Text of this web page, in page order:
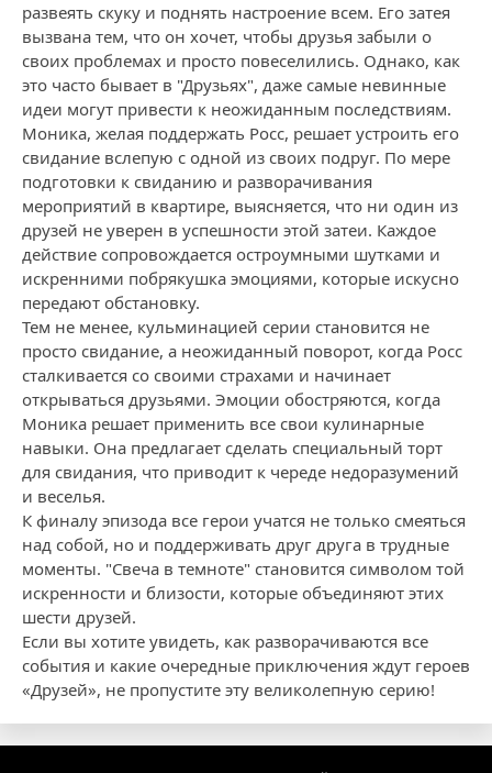
развеять скуку и поднять настроение всем. Его затея
вызвана тем, что он хочет, чтобы друзья забыли о
своих проблемах и просто повеселились. Однако, как
это часто бывает в "Друзьях", даже самые невинные
идеи могут привести к неожиданным последствиям.
Моника, желая поддержать Росс, решает устроить его
свидание вслепую с одной из своих подруг. По мере
подготовки к свиданию и разворачивания
мероприятий в квартире, выясняется, что ни один из
друзей не уверен в успешности этой затеи. Каждое
действие сопровождается остроумными шутками и
искренними побрякушка эмоциями, которые искусно
передают обстановку.
Тем не менее, кульминацией серии становится не
просто свидание, а неожиданный поворот, когда Росс
сталкивается со своими страхами и начинает
открываться друзьями. Эмоции обостряются, когда
Моника решает применить все свои кулинарные
навыки. Она предлагает сделать специальный торт
для свидания, что приводит к череде недоразумений
и веселья.
К финалу эпизода все герои учатся не только смеяться
над собой, но и поддерживать друг друга в трудные
моменты. "Свеча в темноте" становится символом той
искренности и близости, которые объединяют этих
шести друзей.
Если вы хотите увидеть, как разворачиваются все
события и какие очередные приключения ждут героев
«Друзей», не пропустите эту великолепную серию!